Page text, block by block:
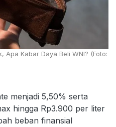
Apa Kabar Daya Beli WNI? (Foto:
menjadi 5,50% serta
hingga Rp3.900 per liter
beban finansial